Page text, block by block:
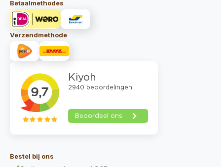
Betaalmethodes
Verzendmethode
Bestel bij ons